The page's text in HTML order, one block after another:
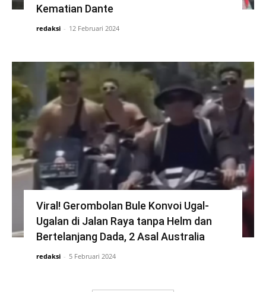
Kematian Dante
redaksi - 12 Februari 2024
Viral! Gerombolan Bule Konvoi Ugal-
Ugalan di Jalan Raya tanpa Helm dan
Bertelanjang Dada, 2 Asal Australia
redaksi - 5 Februari 2024